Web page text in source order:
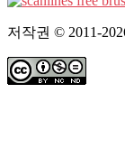
저작권 © 2011-